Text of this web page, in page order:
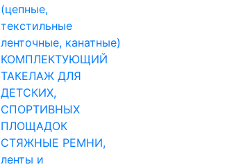
(цепные,
текстильные
ленточные, канатные)
КОМПЛЕКТУЮЩИЙ
ТАКЕЛАЖ ДЛЯ
ДЕТСКИХ,
СПОРТИВНЫХ
ПЛОЩАДОК
СТЯЖНЫЕ РЕМНИ,
ленты и